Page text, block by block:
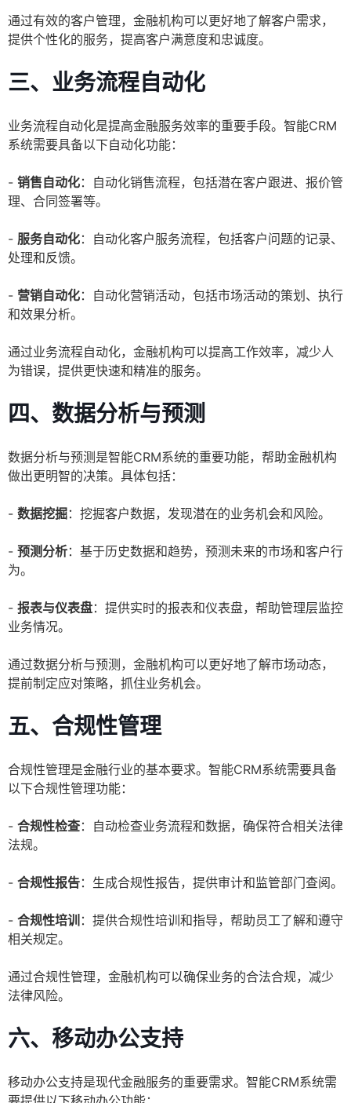
通过有效的客户管理，金融机构可以更好地了解客户需求，
提供个性化的服务，提高客户满意度和忠诚度。
三、业务流程自动化
业务流程自动化是提高金融服务效率的重要手段。智能CRM
系统需要具备以下自动化功能：
- 销售自动化：自动化销售流程，包括潜在客户跟进、报价管
理、合同签署等。
- 服务自动化：自动化客户服务流程，包括客户问题的记录、
处理和反馈。
- 营销自动化：自动化营销活动，包括市场活动的策划、执行
和效果分析。
通过业务流程自动化，金融机构可以提高工作效率，减少人
为错误，提供更快速和精准的服务。
四、数据分析与预测
数据分析与预测是智能CRM系统的重要功能，帮助金融机构
做出更明智的决策。具体包括：
- 数据挖掘：挖掘客户数据，发现潜在的业务机会和风险。
- 预测分析：基于历史数据和趋势，预测未来的市场和客户行
为。
- 报表与仪表盘：提供实时的报表和仪表盘，帮助管理层监控
业务情况。
通过数据分析与预测，金融机构可以更好地了解市场动态，
提前制定应对策略，抓住业务机会。
五、合规性管理
合规性管理是金融行业的基本要求。智能CRM系统需要具备
以下合规性管理功能：
- 合规性检查：自动检查业务流程和数据，确保符合相关法律
法规。
- 合规性报告：生成合规性报告，提供审计和监管部门查阅。
- 合规性培训 ：提供合规性培训和指导，帮助员工了解和遵守
相关规定。
通过合规性管理，金融机构可以确保业务的合法合规，减少
法律风险。
六、移动办公支持
移动办公支持是现代金融服务的重要需求。智能CRM系统需